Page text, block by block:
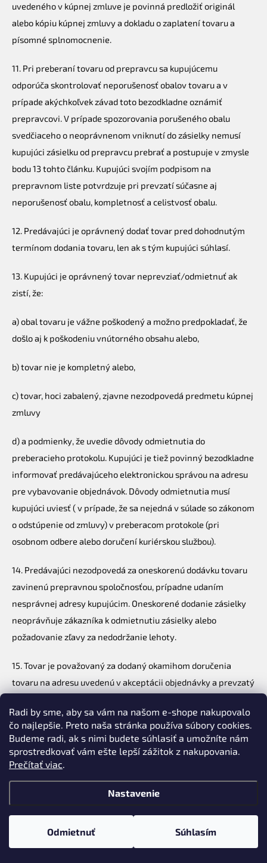
Radi by sme, aby sa vám na našom e-shope nakupovalo
čo najlepšie. Preto naša stránka používa súbory cookies.
Budeme radi, ak s nimi budete súhlasiť a umožníte nám
sprostredkovať vám ešte lepší zážitok z nakupovania.
Prečítať viac.
Nastavenie
Odmietnuť Súhlasím
uvedeného v kúpnej zmluve je povinná predložiť originál
alebo kópiu kúpnej zmluvy a dokladu o zaplatení tovaru a
písomné splnomocnenie.
11. Pri preberaní tovaru od prepravcu sa kupujúcemu
odporúča skontrolovať neporušenosť obalov tovaru a v
prípade akýchkoľvek závad toto bezodkladne oznámiť
prepravcovi. V prípade spozorovania porušeného obalu
svedčiaceho o neoprávnenom vniknutí do zásielky nemusí
kupujúci zásielku od prepravcu prebrať a postupuje v zmysle
bodu 13 tohto článku. Kupujúci svojím podpisom na
prepravnom liste potvrdzuje pri prevzatí súčasne aj
neporušenosť obalu, kompletnosť a celistvosť obalu.
12. Predávajúci je oprávnený dodať tovar pred dohodnutým
termínom dodania tovaru, len ak s tým kupujúci súhlasí.
13. Kupujúci je oprávnený tovar neprevziať/odmietnuť ak
zistí, že:
a) obal tovaru je vážne poškodený a možno predpokladať, že
došlo aj k poškodeniu vnútorného obsahu alebo,
b) tovar nie je kompletný alebo,
c) tovar, hoci zabalený, zjavne nezodpovedá predmetu kúpnej
zmluvy
d) a podmienky, že uvedie dôvody odmietnutia do
preberacieho protokolu. Kupujúci je tiež povinný bezodkladne
informovať predávajúceho elektronickou správou na adresu
pre vybavovanie objednávok. Dôvody odmietnutia musí
kupujúci uviesť ( v prípade, že sa nejedná v súlade so zákonom
o odstúpenie od zmluvy) v preberacom protokole (pri
osobnom odbere alebo doručení kuriérskou službou).
14. Predávajúci nezodpovedá za oneskorenú dodávku tovaru
zavinenú prepravnou spoločnosťou, prípadne udaním
nesprávnej adresy kupujúcim. Oneskorené dodanie zásielky
neoprávňuje zákazníka k odmietnutiu zásielky alebo
požadovanie zľavy za nedodržanie lehoty.
15. Tovar je považovaný za dodaný okamihom doručenia
tovaru na adresu uvedenú v akceptácii objednávky a prevzatý
oprávneným zástupcom alebo odmietnutím prevzatia tovaru,
ktoré dopravca vyznačí v protokole o doručení a odovzdaní
tovaru.
prevzatí tovaru, ktorý je zároveň dokladom o zaplatení tovaru
v elektronickej forme e-mailom do 7 dní od obdržania platby.